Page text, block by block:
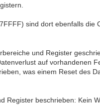
sind dort ebenfalls die
und Register
auf vorhandenen
was einem Reset des
Register beschrieben: Kein